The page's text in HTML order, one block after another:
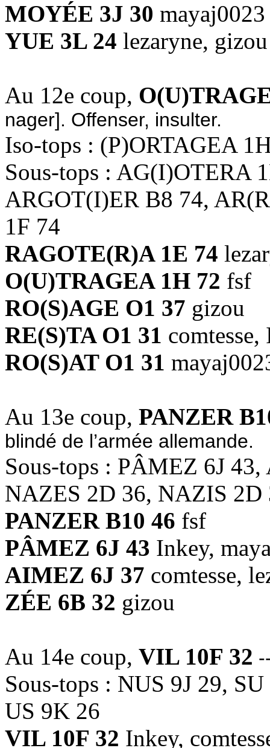
MOYÉE 3J 30 mayaj0023
YUE 3L 24 lezaryne, gizou
Au 12e coup,
nager]. Offenser, insulter.
Iso-tops : (P)ORTAGEA
Sous-tops : AG(I)OTERA
ARGOT(I)ER B8 74,
1F 74
RAGOTE(R)A 1E 74
O(U)TRAGEA 1H 72 fsf
RO(S)AGE O1 37 gizou
RE(S)TA O1 31
RO(S)AT O1 31
Au 13e coup, PANZER
blindé de l’armée allemande.
Sous-tops : PÂMEZ 6J
NAZES 2D 36, NAZIS 2D
PANZER B10 46 fsf
PÂMEZ 6J 43 Inkey,
AIMEZ 6J 37 comtesse,
ZÉE 6B 32 gizou
Au 14e coup, VIL 10F 32
Sous-tops : NUS 9J 29,
US 9K 26
VIL 10F 32 Inkey,